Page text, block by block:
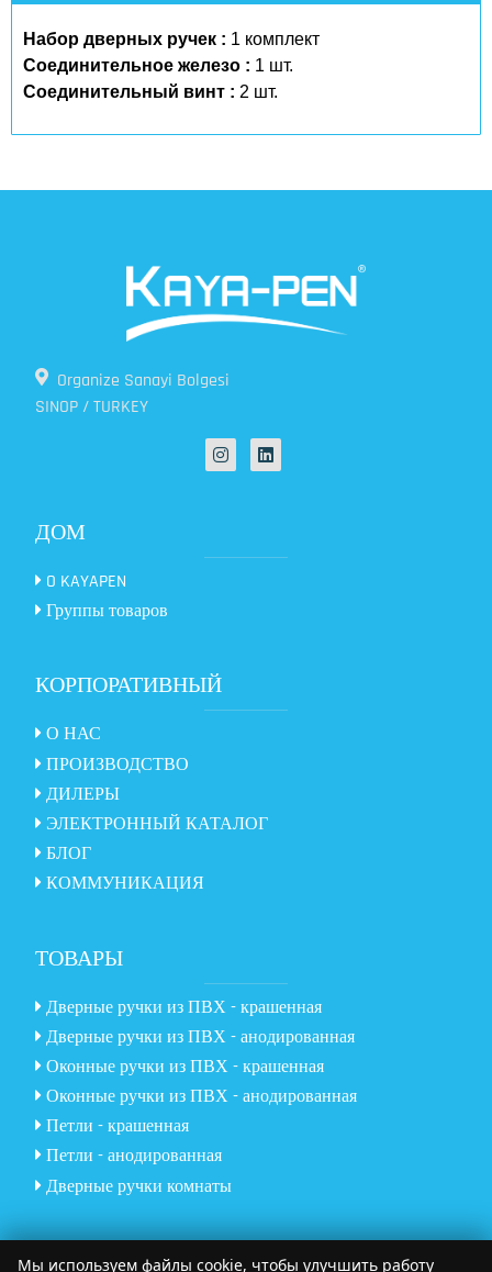
Набор дверных ручек : 1 комплект
Соединительное железо : 1 шт.
Соединительный винт : 2 шт.
Organize Sanayi Bolgesi
SINOP / TURKEY
ДОМ
O KAYAPEN
Группы товаров
КОРПОРАТИВНЫЙ
О НАС
ПРОИЗВОДСТВО
ДИЛЕРЫ
ЭЛЕКТРОННЫЙ КАТАЛОГ
БЛОГ
КОММУНИКАЦИЯ
ТОВАРЫ
Дверные ручки из ПВХ - крашенная
Дверные ручки из ПВХ - анодированная
Оконные ручки из ПВХ - крашенная
Оконные ручки из ПВХ - анодированная
Петли - крашенная
Петли - анодированная
Дверные ручки комнаты
Мы используем файлы cookie, чтобы улучшить работу